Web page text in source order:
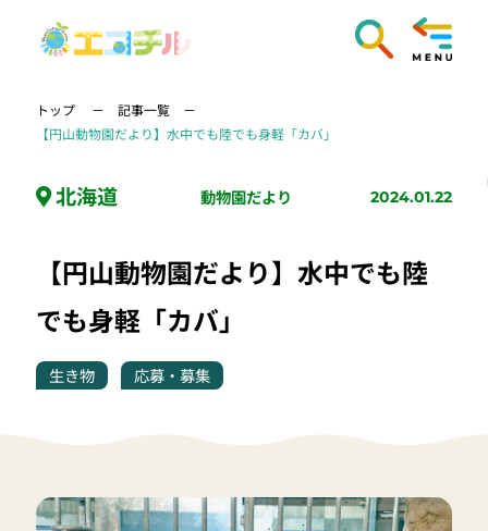
トップ
記事一覧
【円山動物園だより】水中でも陸でも身軽「カバ」
北海道 動物園だより 2024.01.22
【円山動物園だより】水中でも陸
でも身軽「カバ」
生き物 応募・募集